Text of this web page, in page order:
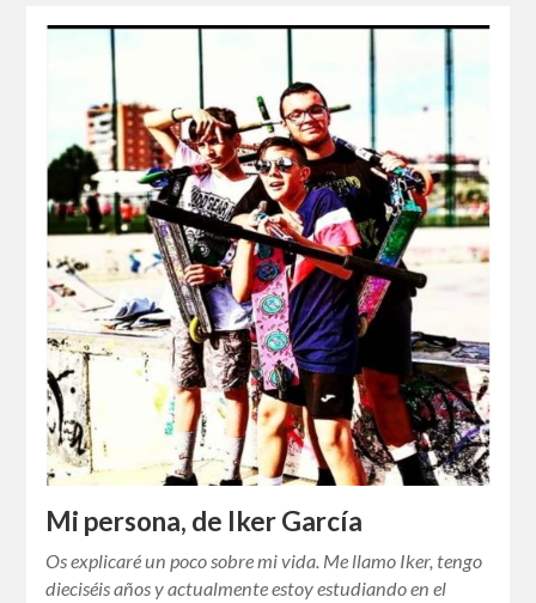
Mi persona, de Iker García
Os explicaré un poco sobre mi vida. Me llamo Iker, tengo
dieciséis años y actualmente estoy estudiando en el